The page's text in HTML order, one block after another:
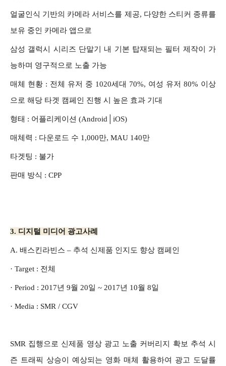
얼굴인식 기반의 카메라 서비스를 제공, 다양한 스티커 종류를
보유 중인 카메라 앱으로
삼성 갤럭시 시리즈 단말기 내 기본 탑재되는 필터 제작이 가
능하며 영구적으로 노출 가능
매체 현황 : 전체 유저 중 1020세대 70%, 여성 유저 80% 이상
으로 해당 타겟 캠페인 진행 시 높은 효과 기대
형태 : 어플리케이션 (Android│iOS)
매체력 : 다운로드 수 1,000만, MAU 140만
타겟팅 : 불가
판매 방식 : CPP
3. 디지털 미디어 광고사례
A. 배스킨라빈스 – 추석 신제품 인지도 향상 캠페인
· Target : 전체
· Period : 2017년 9월 20일 ~ 2017년 10월 8일
· Media : SMR / CGV
SMR 집행으로 신제품 영상 광고 노출 커버리지 확보 추석 시
즌 트래픽 상승이 예상되는 영화 매체 활용하여 광고 도달률